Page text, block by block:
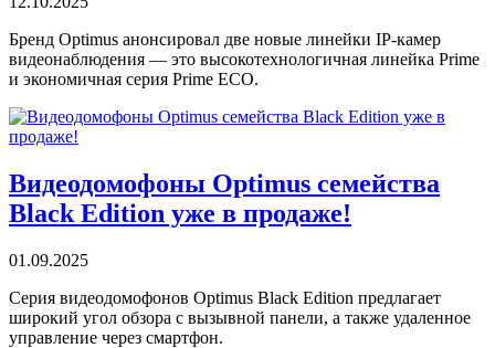
Бренд Optimus анонсировал две новые линейки IP-камер
видеонаблюдения — это высокотехнологичная линейка Prime
и экономичная серия Prime ECO.
Видеодомофоны Optimus семейства
Black Edition уже в продаже!
01.09.2025
Серия видеодомофонов Optimus Black Edition предлагает
широкий угол обзора с вызывной панели, а также удаленное
управление через смартфон.